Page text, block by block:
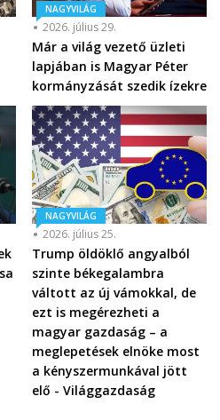
NAGYVILÁG
2026. július 29.
Már a világ vezető üzleti
lapjában is Magyar Péter
kormányzását szedik ízekre
NAGYVILÁG
2026. július 25.
Trump öldöklő angyalból
szinte békegalambra
váltott az új vámokkal, de
ezt is megérezheti a
magyar gazdaság – a
meglepetések elnöke most
a kényszermunkával jött
elő - Világgazdaság